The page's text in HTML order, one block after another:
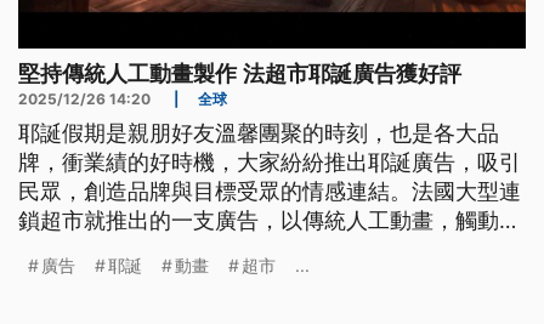
堅持傳統人工動畫製作 法超市耶誕廣告獲好評
2025/12/26 14:20 全球
耶誕假期是親朋好友溫馨團聚的時刻，也是各大品
牌，衝業績的好時機，大家紛紛推出耶誕廣告，吸引
民眾，創造品牌與目標受眾的情感連結。法國大型連
鎖超市就推出的一支廣告，以傳統人工動畫，觸動人
牌的AI耶誕廣告，有不少都翻車了。
廣告 耶誕 動畫 超市 ...